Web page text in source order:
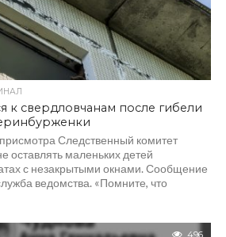
к свердловчанам после гибели
Следственный комитет
оставлять маленьких детей
с незакрытыми окнами. Сообщение
ведомства. «Помните, что
496